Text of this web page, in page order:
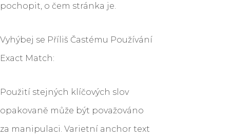
pochopit, o čem stránka je.
Vyhýbej se Příliš Častému Používání
Exact Match:
Použití stejných klíčových slov
opakovaně může být považováno
za manipulaci. Varietní anchor text